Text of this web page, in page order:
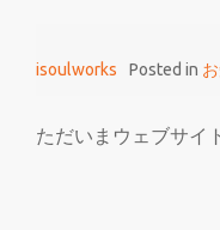
isoulworks Posted in
ただいまウェブサイ